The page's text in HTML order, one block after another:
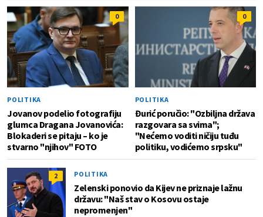
0
POLITIKA
Jovanov podelio fotografiju
glumca Dragana Jovanovića:
Blokaderi se pitaju – ko je
stvarno "njihov" FOTO
0
POLITIKA
Đurić poručio: "Ozbiljna država
razgovara sa svima";
"Nećemo voditi ničiju tuđu
politiku, vodićemo srpsku"
2 POLITIKA
Zelenski ponovio da Kijev ne priznaje lažnu
državu: "Naš stav o Kosovu ostaje
nepromenjen"